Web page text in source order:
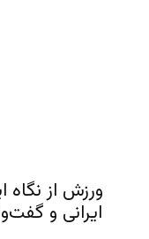
ورزش از نگاه